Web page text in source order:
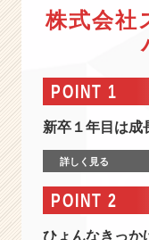
株式会社
POINT 1
新卒１年目は成
詳しく見る
POINT 2
ひょんなきっか